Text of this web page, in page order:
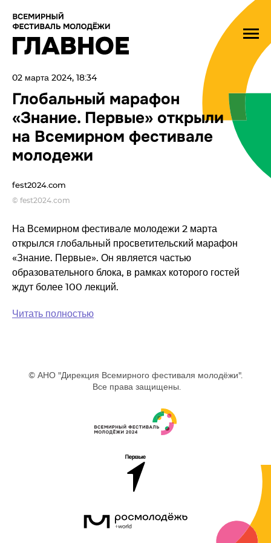
02 марта 2024, 18:34
Глобальный марафон
«Знание. Первые» открыли
на Всемирном фестивале
молодежи
fest2024.com
© fest2024.com
На Всемирном фестивале молодежи 2 марта
открылся глобальный просветительский марафон
«Знание. Первые». Он является частью
образовательного блока, в рамках которого гостей
ждут более 100 лекций.
Читать полностью
© АНО "Дирекция Всемирного фестиваля молодёжи".
Все права защищены.